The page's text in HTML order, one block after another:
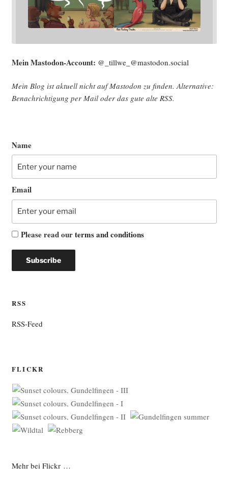
Mein Mast­o­don-Account: @_tillwe_@mastodon.social
Mein Blog ist aktu­ell nicht auf Mast­o­don zu fin­den. Alter­na­ti­ve:
Benach­rich­ti­gung per Mail oder das gute alte RSS.
Name
Email
Please read ourterms and conditions
RSS
RSS-Feed
FLICKR
Mehr bei Flickr …